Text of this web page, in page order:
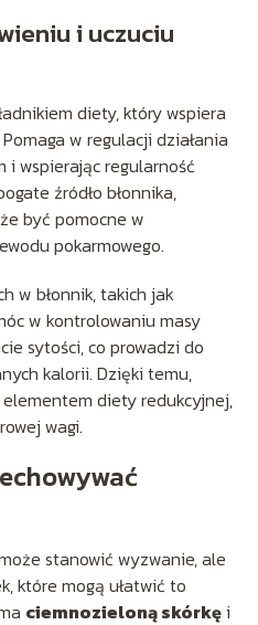
i uczuciu
diety, który wspiera
w regulacji działania
i wspierając regularność
źródło błonnika,
być pomocne w
pokarmowego.
w błonnik, takich jak
w kontrolowaniu masy
sytości, co prowadzi do
kalorii. Dzięki temu,
diety redukcyjnej,
wagi.
stanowić wyzwanie, ale
które mogą ułatwić to
ciemnozieloną skórkęi